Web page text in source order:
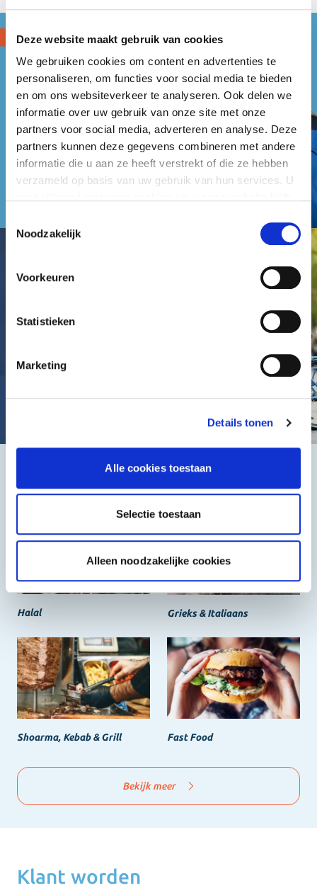
Deze website maakt gebruik van cookies
We gebruiken cookies om content en advertenties te
personaliseren, om functies voor social media te bieden
en om ons websiteverkeer te analyseren. Ook delen we
informatie over uw gebruik van onze site met onze
partners voor social media, adverteren en analyse. Deze
partners kunnen deze gegevens combineren met andere
informatie die u aan ze heeft verstrekt of die ze hebben
verzameld op basis van uw gebruik van hun services. U
Noodzakelijk
Voorkeuren
Statistieken
Marketing
Details tonen
Alle cookies toestaan
Selectie toestaan
Alleen noodzakelijke cookies
Het beste, de goedkoopste
Halal Grieks & Italiaans
Shoarma, Kebab & Grill Fast Food
Bekijk meer
Klant worden